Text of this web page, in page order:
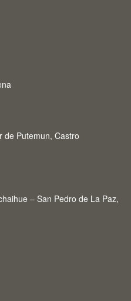
de Putemun, Castro
– San Pedro de La Paz,